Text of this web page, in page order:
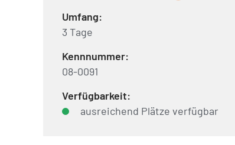
Umfang:
3 Tage
Kennnummer:
08-0091
Verfügbarkeit:
ausreichend Plätze verfügbar